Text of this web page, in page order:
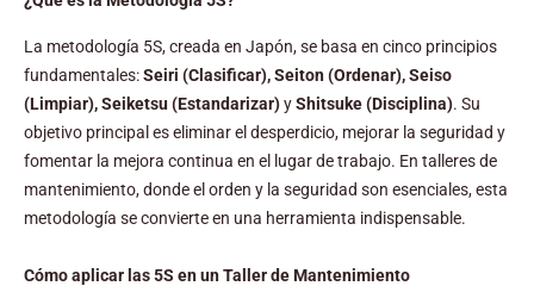
La metodología 5S, creada en Japón, se basa en cinco principios
fundamentales:Seiri (Clasificar), Seiton (Ordenar), Seiso
(Limpiar), Seiketsu (Estandarizar)yShitsuke (Disciplina). Su
objetivo principal es eliminar el desperdicio, mejorar la seguridad y
fomentar la mejora continua en el lugar de trabajo. En talleres de
mantenimiento, donde el orden y la seguridad son esenciales, esta
metodología se convierte en una herramienta indispensable.
Cómo aplicar las 5S en un Taller de Mantenimiento